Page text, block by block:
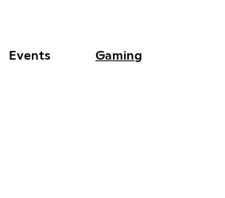
Events Gaming